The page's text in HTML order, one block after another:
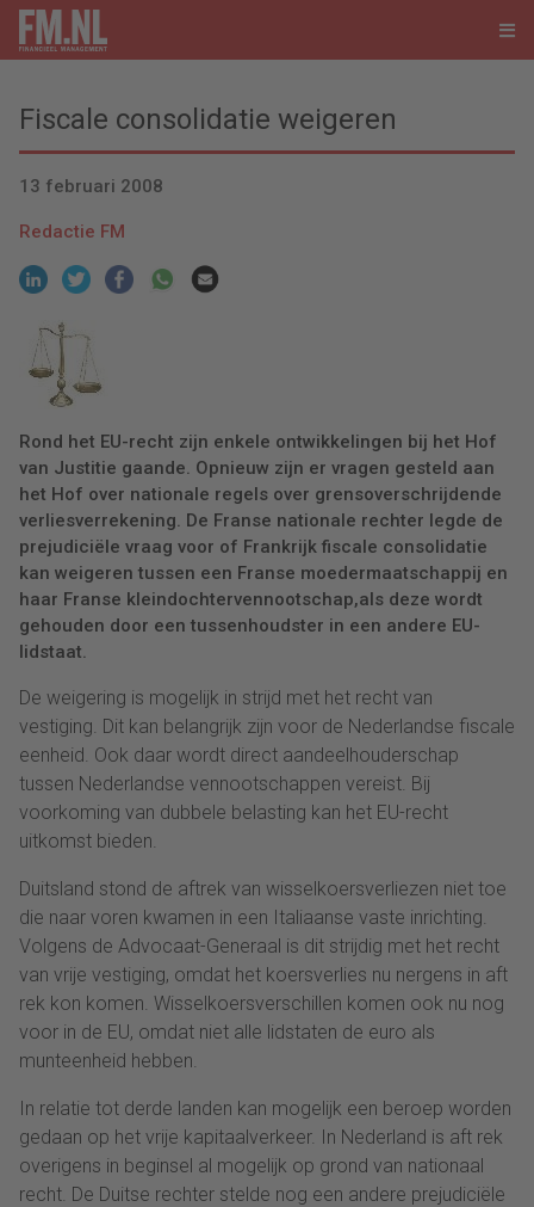
Fiscale consolidatie weigeren
13 februari 2008
Redactie FM
Rond het EU-recht zijn enkele ontwikkelingen bij het Hof
van Justitie gaande. Opnieuw zijn er vragen gesteld aan
het Hof over nationale regels over grensoverschrijdende
verliesverrekening. De Franse nationale rechter legde de
prejudiciële vraag voor of Frankrijk fiscale consolidatie
kan weigeren tussen een Franse moedermaatschappij en
haar Franse kleindochtervennootschap,als deze wordt
gehouden door een tussenhoudster in een andere EU-
lidstaat.
De weigering is mogelijk in strijd met het recht van
vestiging. Dit kan belangrijk zijn voor de Nederlandse fiscale
eenheid. Ook daar wordt direct aandeelhouderschap
tussen Nederlandse vennootschappen vereist. Bij
voorkoming van dubbele belasting kan het EU-recht
uitkomst bieden.
Duitsland stond de aftrek van wisselkoersverliezen niet toe
die naar voren kwamen in een Italiaanse vaste inrichting.
Volgens de Advocaat-Generaal is dit strijdig met het recht
van vrije vestiging, omdat het koersverlies nu nergens in aft
rek kon komen. Wisselkoersverschillen komen ook nu nog
voor in de EU, omdat niet alle lidstaten de euro als
munteenheid hebben.
In relatie tot derde landen kan mogelijk een beroep worden
gedaan op het vrije kapitaalverkeer. In Nederland is aft rek
overigens in beginsel al mogelijk op grond van nationaal
recht. De Duitse rechter stelde nog een andere prejudiciële